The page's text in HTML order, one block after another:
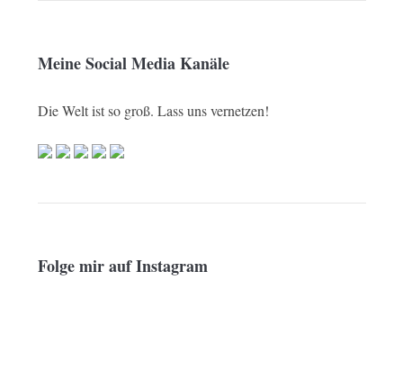
Meine Social Media Kanäle
Die Welt ist so groß. Lass uns vernetzen!
Folge mir auf Instagram